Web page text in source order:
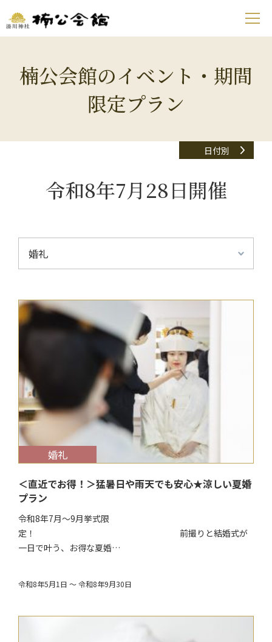
楠公会館のイベント・期間
限定プラン
日付別
令和8年7月28日開催
$target_date
婚礼
＜直近でお得！＞猛暑日や雨天でも安心★涼しい夏婚
プラン
令和8年7月～9月挙式限
定！ 前撮りと結婚式が
一日で叶う、お得な夏婚…
令和8年5月1日 ～ 令和8年9月30日